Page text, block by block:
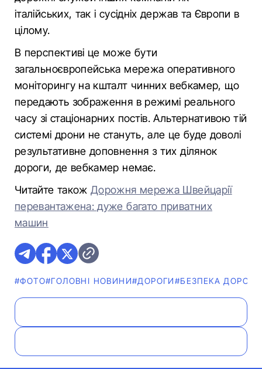
італійських, так і сусідніх держав та Європи в
цілому.
В перспективі це може бути
загальноєвропейська мережа оперативного
моніторингу на кшталт чинних вебкамер, що
передають зображення в режимі реального
часу зі стаціонарних постів. Альтернативою тій
системі дрони не стануть, але це буде доволі
результативне доповнення з тих ділянок
дороги, де вебкамер немає.
Читайте такожДорожня мережа Швейцарії
перевантажена: дуже багато приватних
машин
#ФОТО#ГОЛОВНІ НОВИНИ#ДОРОГИ#БЕЗПЕКА